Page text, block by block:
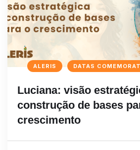
ALERIS DATAS
Luciana: visão
construção de bases
crescimento